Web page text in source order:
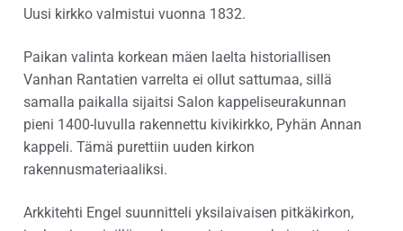
Uusi kirkko valmistui vuonna 1832.
Paikan valinta korkean mäen laelta historiallisen
Vanhan Rantatien varrelta ei ollut sattumaa, sillä
samalla paikalla sijaitsi Salon kappeliseurakunnan
pieni 1400-luvulla rakennettu kivikirkko, Pyhän Annan
kappeli. Tämä purettiin uuden kirkon
rakennusmateriaaliksi.
Arkkitehti Engel suunnitteli yksilaivaisen pitkäkirkon,